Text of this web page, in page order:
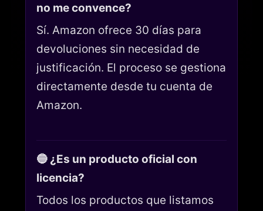
no me convence?
Sí. Amazon ofrece 30 días para
devoluciones sin necesidad de
justificación. El proceso se gestiona
directamente desde tu cuenta de
Amazon.
🔵 ¿Es un producto oficial con
licencia?
Todos los productos que listamos